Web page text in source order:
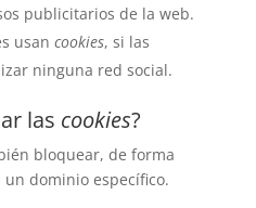
publicitarios de la web.
usan cookies, si las
ninguna red social.
las cookies?
bloquear, de forma
dominio específico.